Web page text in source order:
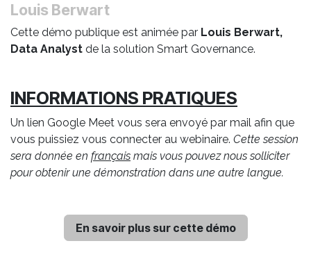
Louis Berwart
Cette démo publique est animée par Louis Berwart,
Data Analyst de la solution Smart Governance.
INFORMATIONS PRATIQUES
Un lien Google Meet vous sera envoyé par mail afin que
vous puissiez vous connecter au webinaire. Cette session
sera donnée en français mais vous pouvez nous solliciter
pour obtenir une démonstration dans une autre langue.
En savoir plus sur cette démo